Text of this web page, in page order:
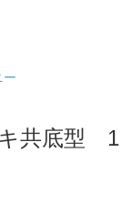
ー
共底型 1